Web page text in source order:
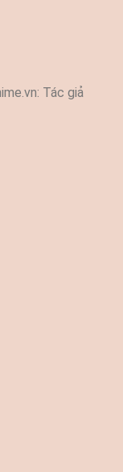
Tác giả